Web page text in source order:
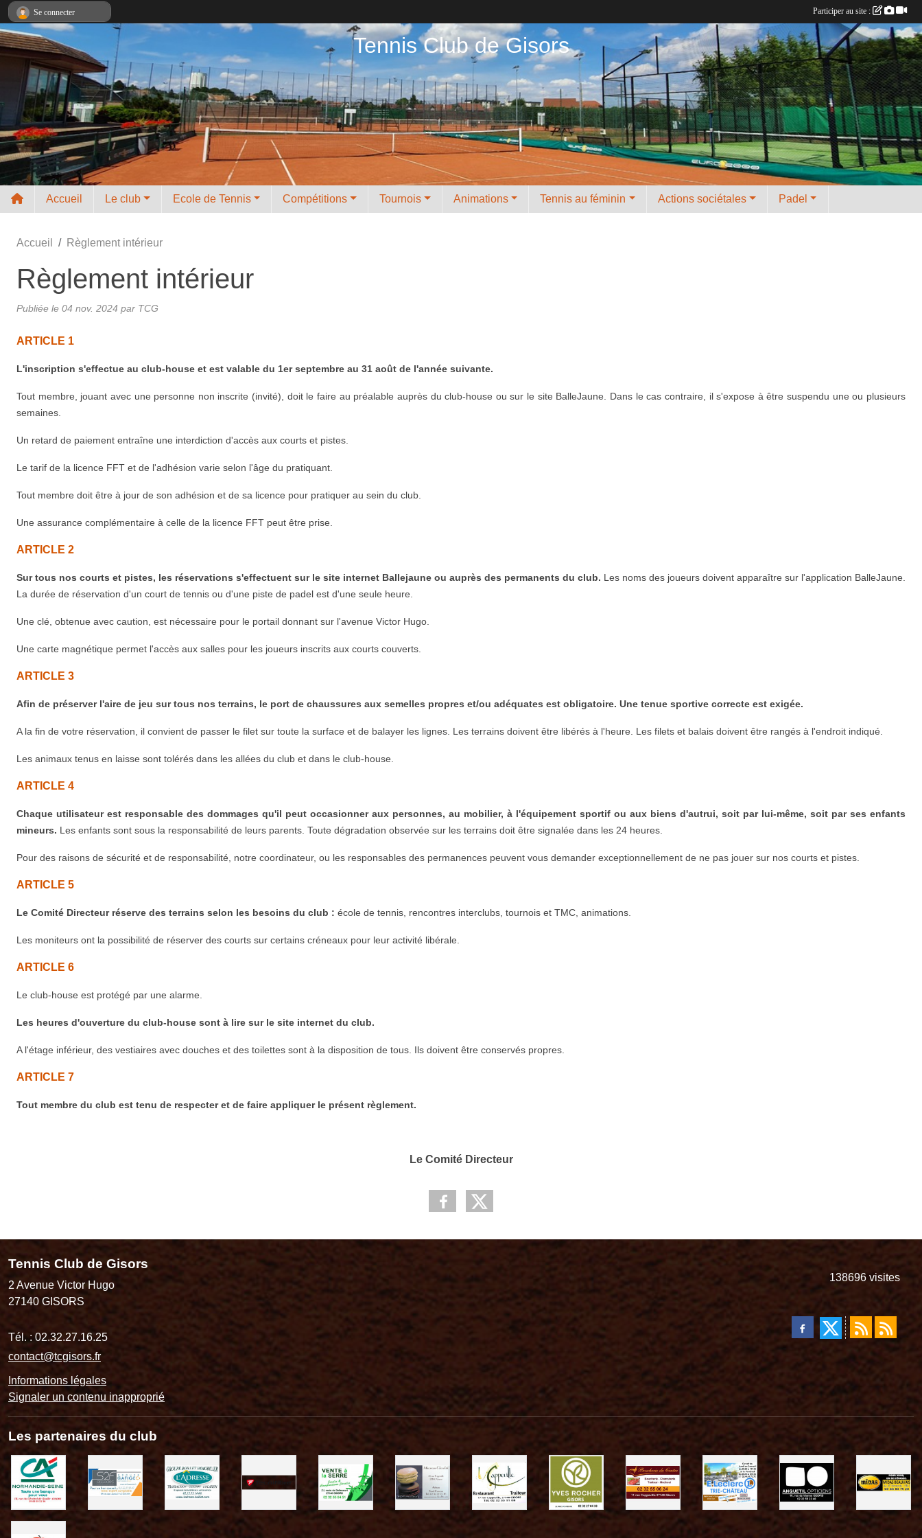
Tennis Club de Gisors
Accueil Le club Ecole de Tennis Compétitions Tournois Animations Tennis au féminin Actions sociétales Padel
Accueil Règlement intérieur
Règlement intérieur
Publiée le 04 nov. 2024 par TCG
ARTICLE 1
L'inscription s'effectue au club-house et est valable du 1er septembre au 31 août de l'année suivante.
Tout membre, jouant avec une personne non inscrite (invité), doit le faire au préalable auprès du club-house ou sur le site BalleJaune. Dans le cas contraire, il s'expose à être suspendu une ou plusieurs
semaines.
Un retard de paiement entraîne une interdiction d'accès aux courts et pistes.
Le tarif de la licence FFT et de l'adhésion varie selon l'âge du pratiquant.
Tout membre doit être à jour de son adhésion et de sa licence pour pratiquer au sein du club.
Une assurance complémentaire à celle de la licence FFT peut être prise.
ARTICLE 2
Sur tous nos courts et pistes, les réservations s'effectuent sur le site internet Ballejaune ou auprès des permanents du club. Les noms des joueurs doivent apparaître sur l'application BalleJaune.
La durée de réservation d'un court de tennis ou d'une piste de padel est d'une seule heure.
Une clé, obtenue avec caution, est nécessaire pour le portail donnant sur l'avenue Victor Hugo.
Une carte magnétique permet l'accès aux salles pour les joueurs inscrits aux courts couverts.
ARTICLE 3
Afin de préserver l'aire de jeu sur tous nos terrains, le port de chaussures aux semelles propres et/ou adéquates est obligatoire. Une tenue sportive correcte est exigée.
A la fin de votre réservation, il convient de passer le filet sur toute la surface et de balayer les lignes. Les terrains doivent être libérés à l'heure. Les filets et balais doivent être rangés à l'endroit indiqué.
Les animaux tenus en laisse sont tolérés dans les allées du club et dans le club-house.
ARTICLE 4
Chaque utilisateur est responsable des dommages qu'il peut occasionner aux personnes, au mobilier, à l'équipement sportif ou aux biens d'autrui, soit par lui-même, soit par ses enfants
mineurs. Les enfants sont sous la responsabilité de leurs parents. Toute dégradation observée sur les terrains doit être signalée dans les 24 heures.
Pour des raisons de sécurité et de responsabilité, notre coordinateur, ou les responsables des permanences peuvent vous demander exceptionnellement de ne pas jouer sur nos courts et pistes.
ARTICLE 5
Le Comité Directeur réserve des terrains selon les besoins du club : école de tennis, rencontres interclubs, tournois et TMC, animations.
Les moniteurs ont la possibilité de réserver des courts sur certains créneaux pour leur activité libérale.
ARTICLE 6
Le club-house est protégé par une alarme.
Les heures d'ouverture du club-house sont à lire sur le site internet du club.
A l'étage inférieur, des vestiaires avec douches et des toilettes sont à la disposition de tous. Ils doivent être conservés propres.
ARTICLE 7
Tout membre du club est tenu de respecter et de faire appliquer le présent règlement.
Le Comité Directeur
Tennis Club de Gisors
2 Avenue Victor Hugo
27140 GISORS
Tél. : 02.32.27.16.25
contact@tcgisors.fr
Informations légales
Signaler un contenu inapproprié
138696 visites
Les partenaires du club
Se connecter Participer au site :
Panneau de gestion des cookies